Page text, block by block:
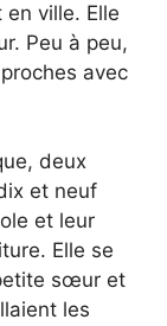
ville. Elle
Peu à peu,
avec
deux
et neuf
et leur
Elle se
sœur et
les